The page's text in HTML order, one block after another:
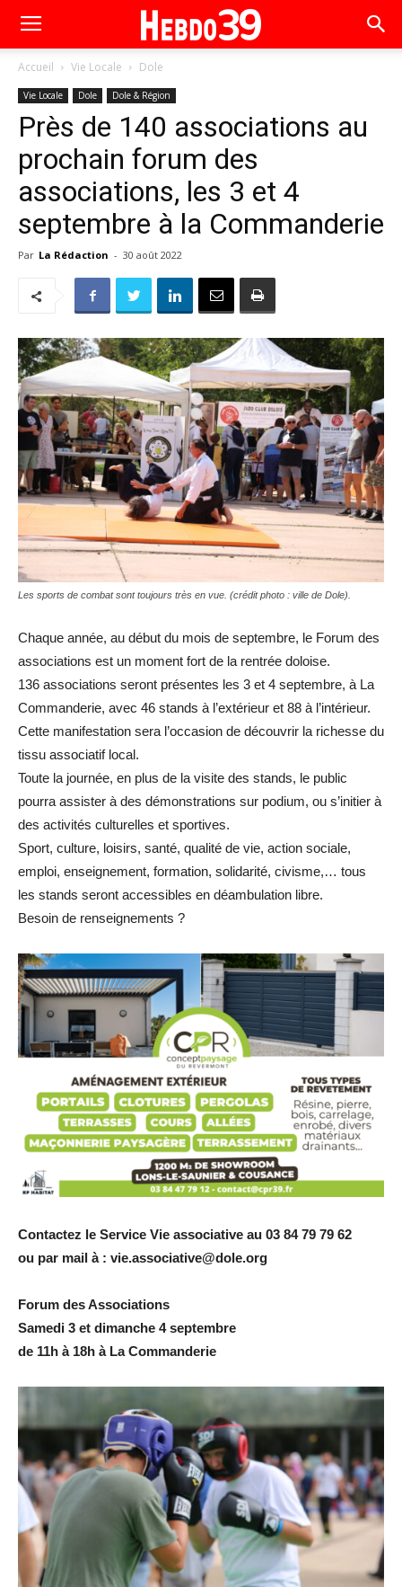
Accueil Vie Locale Dole
Vie Locale Dole Dole & Région
Près de 140 associations au
prochain forum des
associations, les 3 et 4
septembre à la Commanderie
Par La Rédaction - 30 août 2022
Les sports de combat sont toujours très en vue. (crédit photo : ville de Dole).
Chaque année, au début du mois de septembre, le Forum des
associations est un moment fort de la rentrée doloise.
136 associations seront présentes les 3 et 4 septembre, à La
Commanderie, avec 46 stands à l’extérieur et 88 à l’intérieur.
Cette manifestation sera l’occasion de découvrir la richesse du
tissu associatif local.
Toute la journée, en plus de la visite des stands, le public
pourra assister à des démonstrations sur podium, ou s’initier à
des activités culturelles et sportives.
Sport, culture, loisirs, santé, qualité de vie, action sociale,
emploi, enseignement, formation, solidarité, civisme,… tous
les stands seront accessibles en déambulation libre.
Besoin de renseignements ?
Contactez le Service Vie associative au 03 84 79 79 62
ou par mail à : vie.associative@dole.org
Forum des Associations
Samedi 3 et dimanche 4 septembre
de 11h à 18h à La Commanderie